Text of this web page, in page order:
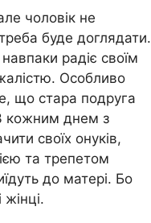
чоловік не
буде доглядати.
радіє своїм
Особливо
що стара подруга
кожним днем з
своїх онуків,
та трепетом
до матері. Бо